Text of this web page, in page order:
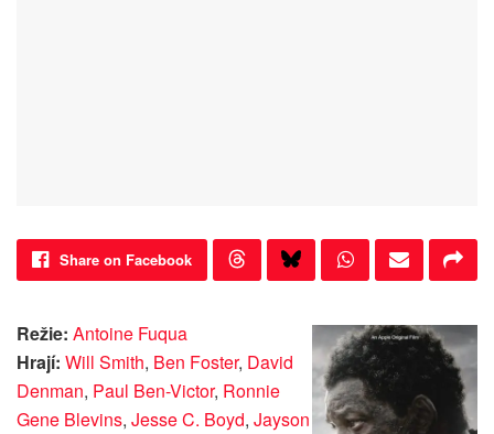
Share on Facebook
Režie: Antoine Fuqua
Hrají: Will Smith, Ben Foster, David
Denman, Paul Ben-Victor, Ronnie
Gene Blevins, Jesse C. Boyd, Jayson